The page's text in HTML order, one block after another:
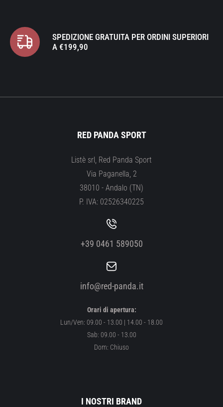
SPEDIZIONE GRATUITA PER ORDINI SUPERIORI
A €199,90
RED PANDA SPORT
Listè srl, Red Panda Sport
Via Paganella, 2
38010 - Andalo (TN)
P. IVA: 02526340225
+39 0461 589050
info@red-panda.it
Orari di apertura:
Lun/Ven: 09.00 - 13.00 | 14.00 - 18.00
Sab: 09.00 - 13.00
Dom: Chiuso
I NOSTRI BRAND